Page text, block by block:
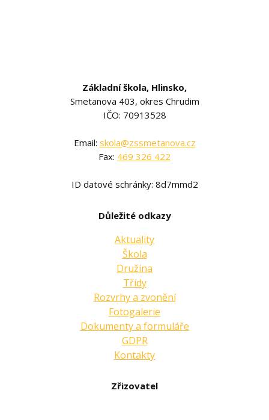
Základní škola, Hlinsko,
Smetanova 403, okres Chrudim
IČO: 70913528
Email: skola@zssmetanova.cz
Fax: 469 326 422
ID datové schránky: 8d7mmd2
Důležité odkazy
Aktuality
Škola
Družina
Třídy
Rozvrhy a zvonění
Fotogalerie
Dokumenty a formuláře
GDPR
Kontakty
Zřizovatel